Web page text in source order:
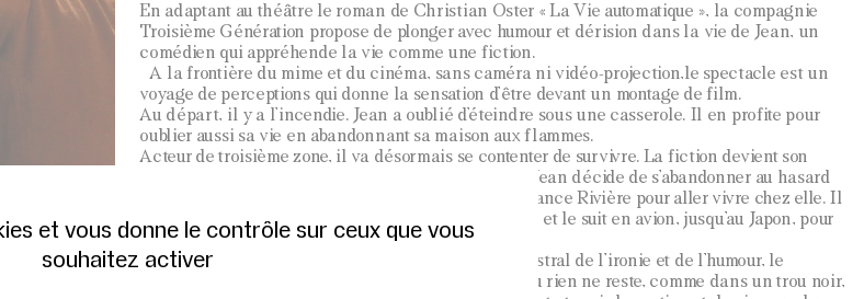
En adaptant au théâtre le roman de Christian Oster « La Vie automatique », la compagnie
Troisième Génération propose de plonger avec humour et dérision dans la vie de Jean, un
comédien qui appréhende la vie comme une fiction.
A la frontière du mime et du cinéma, sans caméra ni vidéo-projection,le spectacle est un
voyage de perceptions qui donne la sensation d’être devant un montage de film.
Au départ, il y a l’incendie. Jean a oublié d’éteindre sous une casserole. Il en profite pour
oublier aussi sa vie en abandonnant sa maison aux flammes.
Acteur de troisième zone, il va désormais se contenter de survivre. La fiction devient son
refuge, la vie elle-même une toile de fond. Dès lors, Jean décide de s’abandonner au hasard
de la vie, et profite d’une rencontre avec l’actrice France Rivière pour aller vivre chez elle. Il
rencontre son fils qui sort d’un hôpital psychiatrique, et le suit en avion, jusqu’au Japon, pour
aller voir… des bambous.
DansLa Vie Automatique
, écrit avec un sens magistral de l’ironie et de l’humour, le
personnage central se sent glisser vers un terrain où rien ne reste, comme dans un trou noir,
et vous donne le contrôle sur ceux que vous
souhaitez activer